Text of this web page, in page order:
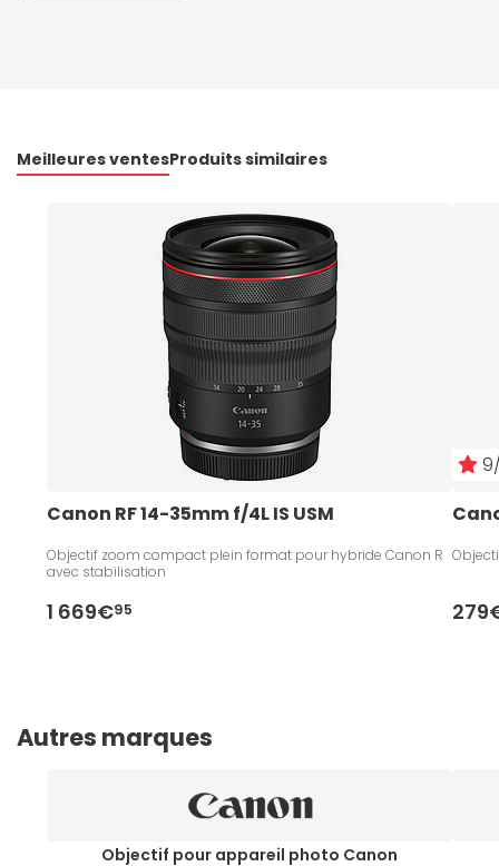
Meilleures ventesProduits similaires
Canon RF 14-35mm f/4L IS USM
Objectif zoom compact plein format pour hybride Canon R
avec stabilisation
1 669€95
Autres marques
Objectif pour appareil photo Canon